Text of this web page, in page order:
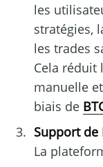
les
stratégies,
les trades
Cela réduit
manuelle
biais de
Support de
La